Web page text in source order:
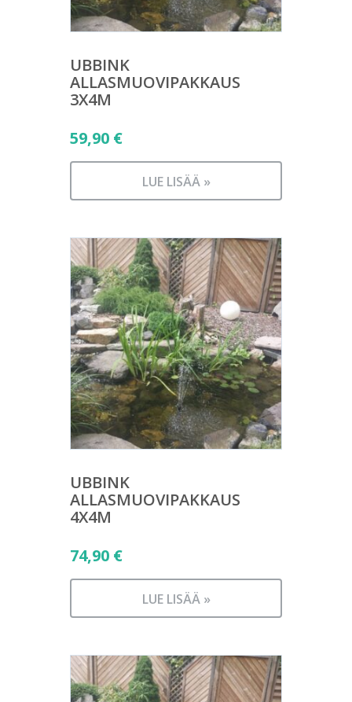
UBBINK
ALLASMUOVIPAKKAUS
3X4M
59,90 €
LUE LISÄÄ »
UBBINK
ALLASMUOVIPAKKAUS
4X4M
74,90 €
LUE LISÄÄ »